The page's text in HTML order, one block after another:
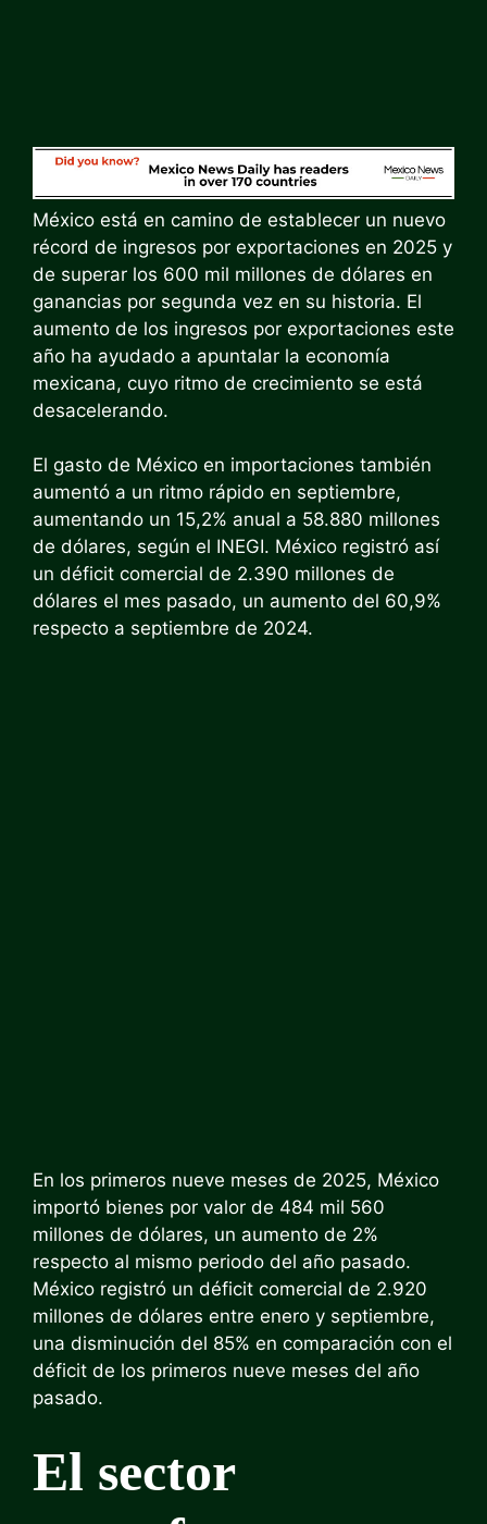
México está en camino de establecer un nuevo
récord de ingresos por exportaciones en 2025 y
de superar los 600 mil millones de dólares en
ganancias por segunda vez en su historia. El
aumento de los ingresos por exportaciones este
año ha ayudado a apuntalar la economía
mexicana, cuyo ritmo de crecimiento se está
desacelerando.
El gasto de México en importaciones también
aumentó a un ritmo rápido en septiembre,
aumentando un 15,2% anual a 58.880 millones
de dólares, según el INEGI. México registró así
un déficit comercial de 2.390 millones de
dólares el mes pasado, un aumento del 60,9%
respecto a septiembre de 2024.
En los primeros nueve meses de 2025, México
importó bienes por valor de 484 mil 560
millones de dólares, un aumento de 2%
respecto al mismo periodo del año pasado.
México registró un déficit comercial de 2.920
millones de dólares entre enero y septiembre,
una disminución del 85% en comparación con el
déficit de los primeros nueve meses del año
pasado.
El sector